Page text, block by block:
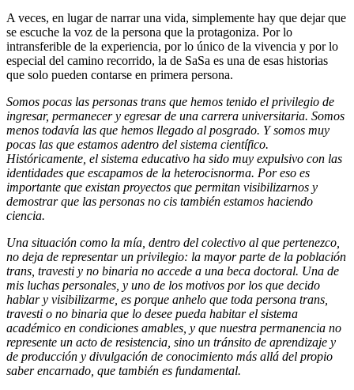
A veces, en lugar de narrar una vida, simplemente hay que dejar que
se escuche la voz de la persona que la protagoniza. Por lo
intransferible de la experiencia, por lo único de la vivencia y por lo
especial del camino recorrido, la de SaSa es una de esas historias
que solo pueden contarse en primera persona.
Somos pocas las personas trans que hemos tenido el privilegio de
ingresar, permanecer y egresar de una carrera universitaria. Somos
menos todavía las que hemos llegado al posgrado. Y somos muy
pocas las que estamos adentro del sistema científico.
Históricamente, el sistema educativo ha sido muy expulsivo con las
identidades que escapamos de la heterocisnorma. Por eso es
importante que existan proyectos que permitan visibilizarnos y
demostrar que las personas no cis también estamos haciendo
ciencia.
Una situación como la mía, dentro del colectivo al que pertenezco,
no deja de representar un privilegio: la mayor parte de la población
trans, travesti y no binaria no accede a una beca doctoral. Una de
mis luchas personales, y uno de los motivos por los que decido
hablar y visibilizarme, es porque anhelo que toda persona trans,
travesti o no binaria que lo desee pueda habitar el sistema
académico en condiciones amables, y que nuestra permanencia no
represente un acto de resistencia, sino un tránsito de aprendizaje y
de producción y divulgación de conocimiento más allá del propio
saber encarnado, que también es fundamental.